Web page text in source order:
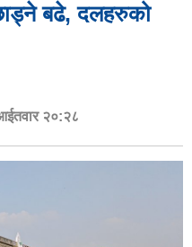
बढे, दलहरुको
२०:२८